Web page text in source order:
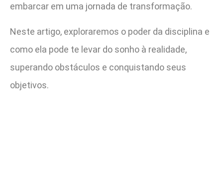
embarcar em uma jornada de transformação.
Neste artigo, exploraremos o poder da disciplina e
como ela pode te levar do sonho à realidade,
superando obstáculos e conquistando seus
objetivos.